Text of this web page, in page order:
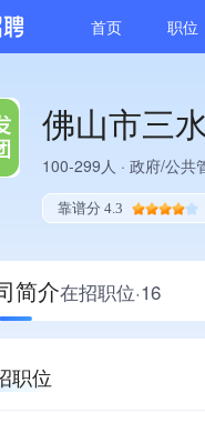
首页 职位
佛山市三
100-299人 · 政府/公共
靠谱分 4.3
简介在招职位·16
职位